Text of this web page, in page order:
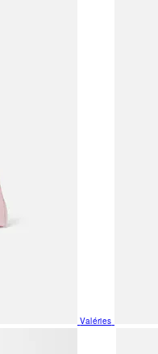
Valéries